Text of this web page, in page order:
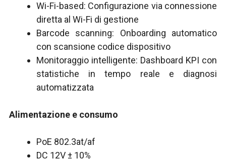
Wi-Fi-based: Configurazione via connessione
diretta al Wi-Fi di gestione
Barcode scanning: Onboarding automatico
con scansione codice dispositivo
Monitoraggio intelligente: Dashboard KPI con
statistiche in tempo reale e diagnosi
automatizzata
Alimentazione e consumo
PoE 802.3at/af
DC 12V ± 10%